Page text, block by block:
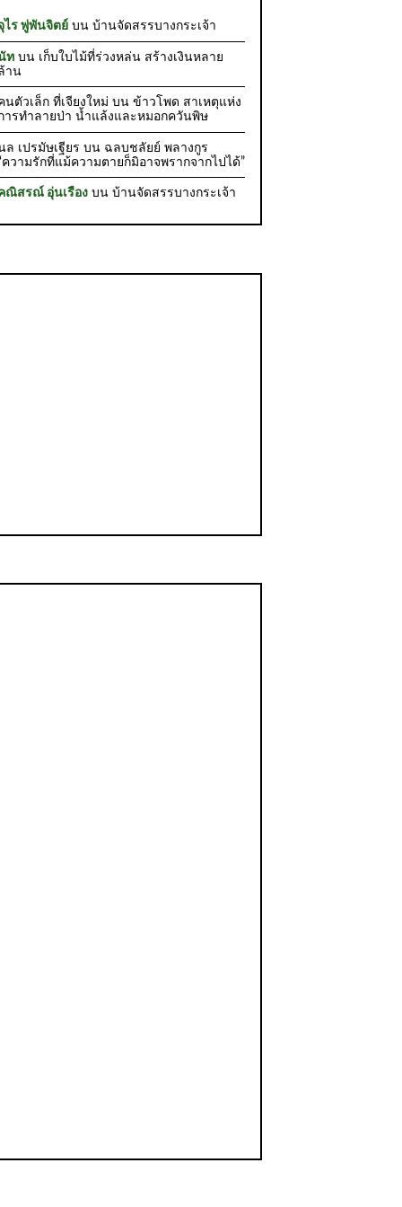
ไร พู่พันจิตย์บน บ้านจัดสรรบางกระเจ้า
ทบน เก็บใบไม้ที่ร่วงหล่น สร้างเงินหลาย
าน
นตัวเล็ก ที่เจียงใหม่ บน ข้าวโพด สาเหตุแห่ง
ารทำลายป่า น้ำแล้งและหมอกควันพิษ
ล เปรมัษเฐียร บน ฉลบชลัยย์ พลางกูร
ความรักที่แม้ความตายก็มิอาจพรากจากไปได้”
ณิสรณ์ อุ่นเรืองบน บ้านจัดสรรบางกระเจ้า